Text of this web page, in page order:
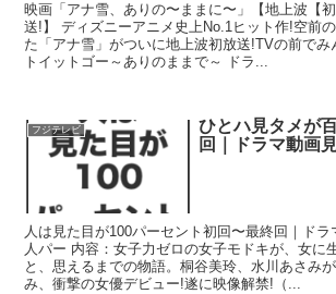
映画「アナ雪、ありの〜ままに〜」【地上波【
送!】 ディズニーアニメ史上No.1ヒット作!空前
た「アナ雪」がついに地上波初放送!TVの前でみ
トイットゴー～ありのままで～ ドラ...
フジテレビ
ひとハ見タメが
回｜ドラマ動画
人は見た目が100パーセント初回〜最終回｜ドラ
人パー 内容：女子力ゼロの女子モドキが、女に
と、思えるまでの物語。桐谷美玲、水川あさみ
み、衝撃の女優デビュー!遂に映像解禁!（...